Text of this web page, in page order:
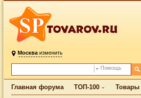
Москваизменить
Помощь
Главная форума ТОП-100 Товары